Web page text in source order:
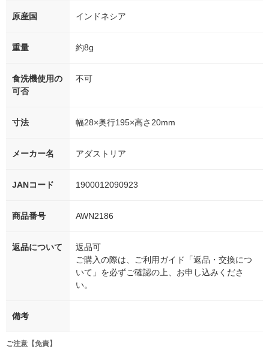
原産国 インドネシア
重量 約8g
食洗機使用の
可否
不可
寸法 幅28×奥行195×高さ20mm
メーカー名 アダストリア
JANコード 1900012090923
商品番号 AWN2186
返品について
返品可
ご購入の際は、ご利用ガイド「返品・交換につ
いて」を必ずご確認の上、お申し込みくださ
い。
備考
ご注意【免責】